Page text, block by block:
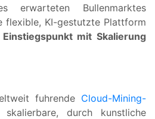
erwarteten Bullenmarktes
flexible, KI-gestutzte Plattform
Einstiegspunkt mit Skalierung
fuhrende Cloud-Mining-
durch kunstliche